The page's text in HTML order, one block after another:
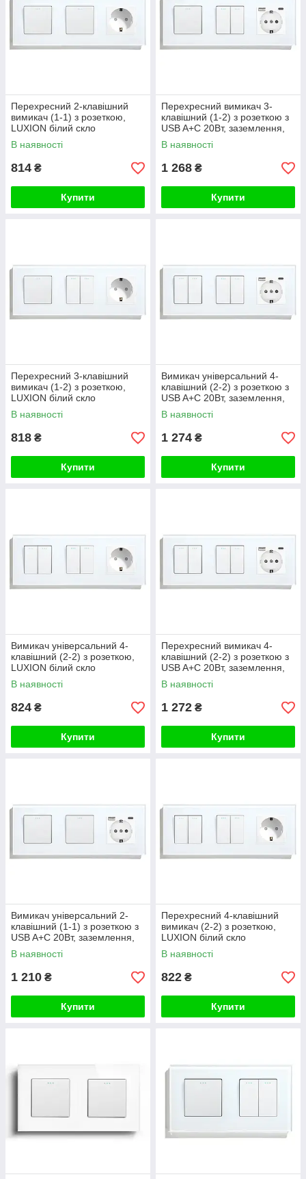
Перехресний 2-клавішний
вимикач (1-1) з розеткою,
LUXION білий скло
В наявності
814 ₴
Купити
Перехресний вимикач 3-
клавішний (1-2) з розеткою з
USB A+C 20Вт, заземлення,
LUXION 16А 230 В, білий
скло
В наявності
1 268 ₴
Купити
Перехресний 3-клавішний
вимикач (1-2) з розеткою,
LUXION білий скло
В наявності
818 ₴
Купити
Вимикач універсальний 4-
клавішний (2-2) з розеткою з
USB A+C 20Вт, заземлення,
LUXION 16А 230 В, білий
скло
В наявності
1 274 ₴
Купити
Вимикач універсальний 4-
клавішний (2-2) з розеткою,
LUXION білий скло
В наявності
824 ₴
Купити
Перехресний вимикач 4-
клавішний (2-2) з розеткою з
USB A+C 20Вт, заземлення,
LUXION 16А 230 В, білий
скло
В наявності
1 272 ₴
Купити
Вимикач універсальний 2-
клавішний (1-1) з розеткою з
USB A+C 20Вт, заземлення,
LUXION 16А 230 В, білий
скло
В наявності
1 210 ₴
Купити
Перехресний 4-клавішний
вимикач (2-2) з розеткою,
LUXION білий скло
В наявності
822 ₴
Купити